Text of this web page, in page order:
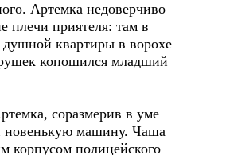
Артемка недоверчиво
плечи приятеля: там в
квартиры в ворохе
копошился младший
соразмерив в уме
новенькую машину. Чаша
корпусом полицейского